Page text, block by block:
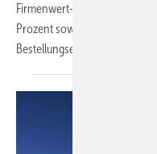
Firmenwert-Amortisierungen
Prozent sowie einen um 36
Bestellungseingang.